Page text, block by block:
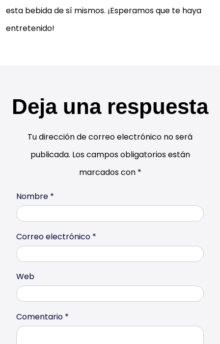
esta bebida de sí mismos. ¡Esperamos que te haya
entretenido!
Deja una respuesta
Tu dirección de correo electrónico no será
publicada. Los campos obligatorios están
marcados con *
Comentario *
Nombre *
Correo electrónico *
Web